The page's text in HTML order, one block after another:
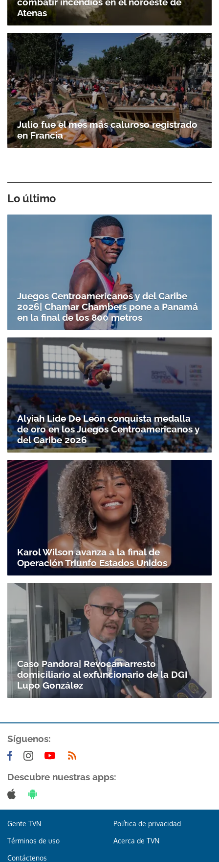
Atenas
Julio fue el mes más caluroso registrado
en Francia
Lo último
Juegos Centroamericanos y del Caribe
2026| Chamar Chambers pone a Panamá
en la final de los 800 metros
Alyiah Lide De León conquista medalla
de oro en los Juegos Centroamericanos y
del Caribe 2026
Karol Wilson avanza a la final de
Operación Triunfo Estados Unidos
Caso Pandora| Revocan arresto
domiciliario al exfuncionario de la DGI
Lupo González
Síguenos:
Descubre nuestras apps:
Gente TVN Política de privacidad
Términos de uso Acerca de TVN
Contáctenos